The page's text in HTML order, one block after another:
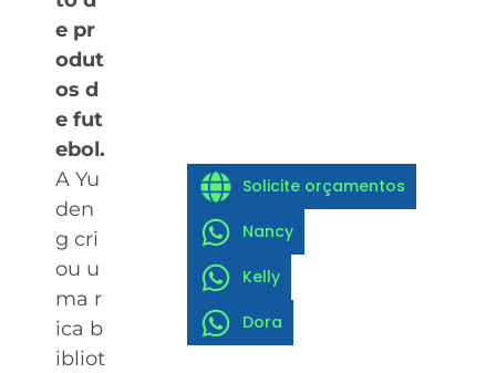
e pr
odut
os d
e fut
ebol.
A Yu
den
g cri
ou u
ma r
ica b
ibliot
Solicite orçamentos
Nancy
Kelly
Dora